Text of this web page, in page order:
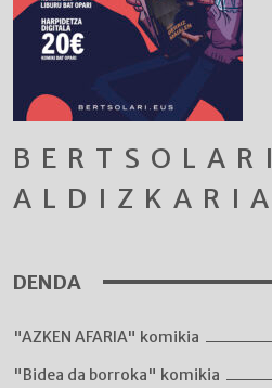
BERTSOLARI
ALDIZKARIA
DENDA
"AZKEN AFARIA" komikia
"Bidea da borroka" komikia